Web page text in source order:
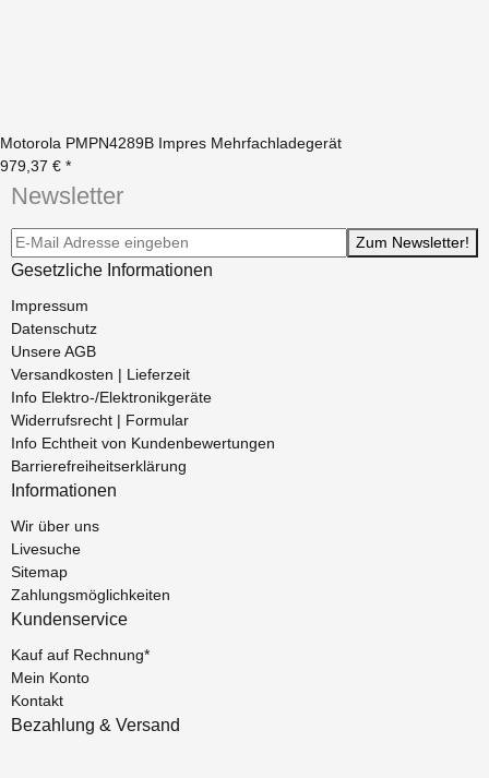
Motorola PMPN4289B Impres Mehrfachladegerät
979,37 € *
Newsletter
Newsletter-Registrierung Zum Newsletter!
Gesetzliche Informationen
Impressum
Datenschutz
Unsere AGB
Versandkosten | Lieferzeit
Info Elektro-/Elektronikgeräte
Widerrufsrecht | Formular
Info Echtheit von Kundenbewertungen
Barrierefreiheitserklärung
Informationen
Wir über uns
Livesuche
Sitemap
Zahlungsmöglichkeiten
Kundenservice
Kauf auf Rechnung*
Mein Konto
Kontakt
Bezahlung & Versand